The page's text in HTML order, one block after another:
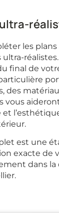
les
ultra-
final de
des
vous
et
est une
exacte de
dans